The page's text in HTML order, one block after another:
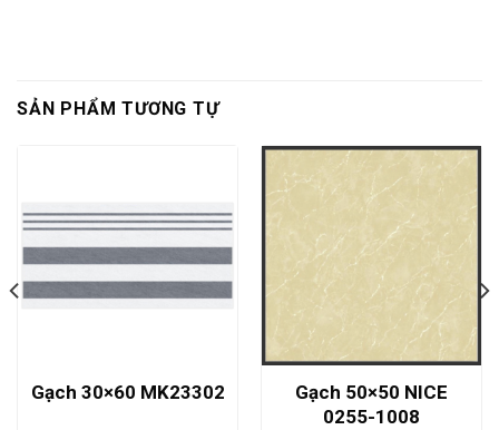
SẢN PHẨM TƯƠNG TỰ
Gạch 30×60 MK23302
Gạch 50×50 NICE
0255-1008